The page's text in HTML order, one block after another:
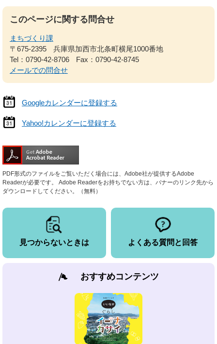
このページに関する問合せ
まちづくり課
〒675-2395
兵庫県加西市北条町横尾1000番地
Tel：0790-42-8706
Fax：0790-42-8745
メールでの問合せ
Googleカレンダーに登録する
Yahoo!カレンダーに登録する
PDF形式のファイルをご覧いただく場合には、Adobe社が提供するAdobe
Readerが必要です。
Adobe Readerをお持ちでない方は、バナーのリンク先から
ダウンロードしてください。（無料）
見つからないときは よくある質問と回答
おすすめコンテンツ